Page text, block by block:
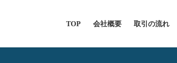
TOP 会社概要 取引の流れ